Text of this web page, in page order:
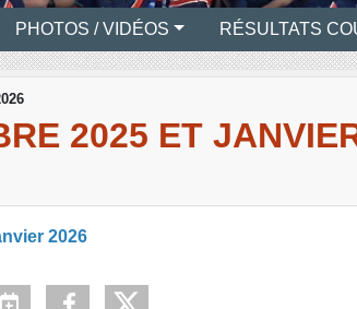
PHOTOS / VIDÉOS RÉSULTATS
2025 ET
2026